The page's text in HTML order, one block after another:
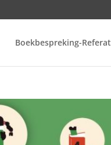
Boekbespreking-Referat